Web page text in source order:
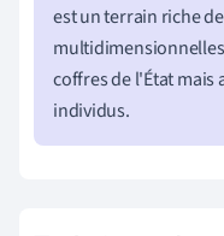
est un terrain riche
coffres de l'État mais
individus.